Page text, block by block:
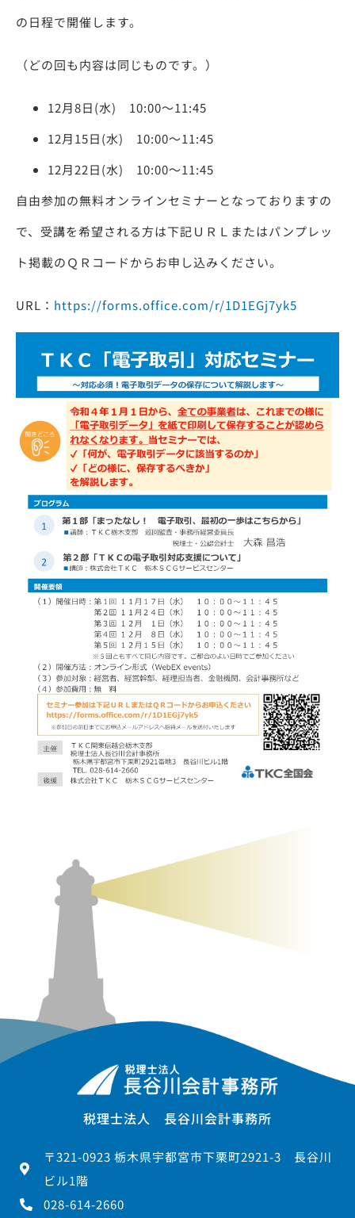
の日程で開催します。
（どの回も内容は同じものです。）
12月8日(水) 10:00～11:45
12月15日(水) 10:00～11:45
12月22日(水) 10:00～11:45
自由参加の無料オンラインセミナーとなっておりますの
で、受講を希望される方は下記ＵＲＬまたはパンプレッ
ト掲載のＱＲコードからお申し込みください。
URL： https://forms.office.com/r/1D1EGj7yk5
税理士法人 長谷川会計事務所
〒321-0923 栃木県宇都宮市下栗町2921-3 長谷川
ビル1階
028-614-2660